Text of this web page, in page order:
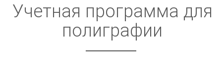
Учетная программа для
полиграфии